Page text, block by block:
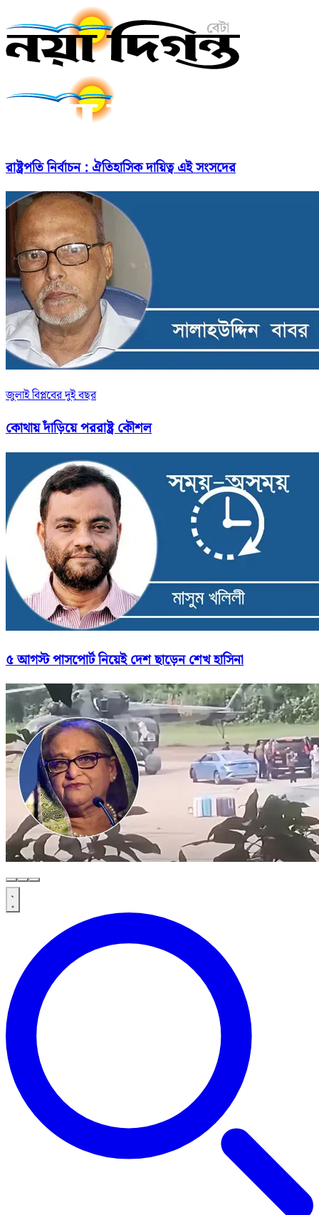
রাষ্ট্রপতি নির্বাচন : ঐতিহাসিক দায়িত্ব এই সংসদের
জুলাই বিপ্লবের দুই বছর
কোথায় দাঁড়িয়ে পররাষ্ট্র কৌশল
৫ আগস্ট পাসপোর্ট নিয়েই দেশ ছাড়েন শেখ হাসিনা